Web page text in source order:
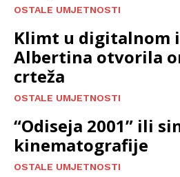
OSTALE UMJETNOSTI
Klimt u digitalnom
Albertina otvorila
crteža
OSTALE UMJETNOSTI
“Odiseja 2001” ili
kinematografije
OSTALE UMJETNOSTI